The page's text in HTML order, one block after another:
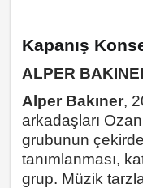
Kapanış
ALPER
Alper Bakıner,
arkadaşları
grubunun
tanımlanması,
grup. Müzik